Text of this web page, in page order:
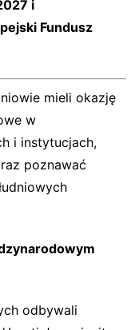
i
Fundusz
mieli okazję
w
i instytucjach,
poznawać
odbywali